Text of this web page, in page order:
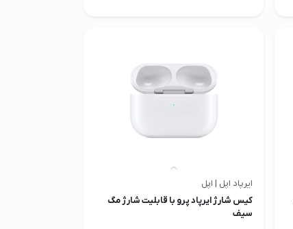
ایرپاد اپل | اپل
کیس شارژ ایرپاد پرو با قابلیت شارژ مگ
سیف